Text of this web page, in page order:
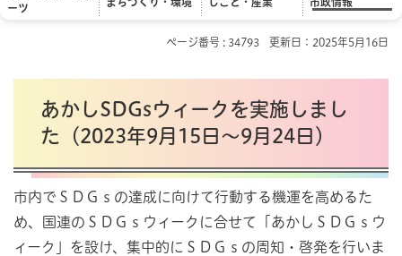
ーツ
ページ番号 : 34793 更新日：2025年5月16日
あかしSDGsウィークを実施しまし
た（2023年9月15日～9月24日）
市内でＳＤＧｓの達成に向けて行動する機運を高めるた
め、国連のＳＤＧｓウィークに合せて「あかしＳＤＧｓウ
ィーク」を設け、集中的にＳＤＧｓの周知・啓発を行いま